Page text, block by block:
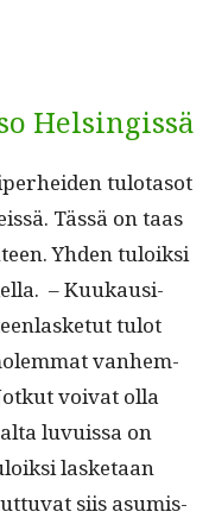
Helsingissä
tulota­sot
Tässä on taas
Yhden tuloik­si
– Kuukausi­
tulot
van­hem­
voivat olla
luvuis­sa on
las­ke­taan
siis asum­is­